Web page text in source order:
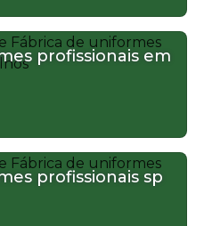
profissionais em
profissionais sp